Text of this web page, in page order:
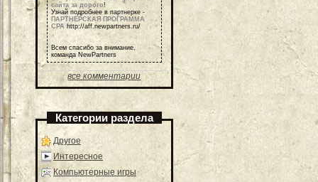
сайта за дорого!
Узнай подробнее в партнерке -
ПАРТНЕРСКАЯ ПРОГРАММА
СРА http://aff.newpartners.ru/
Всем спасибо за внимание,
команда NewPartners
все комментарии
Категории раздела
Другое
Интересное
Компьютерные игры